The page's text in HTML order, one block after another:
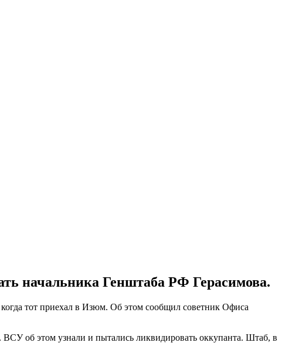
начальника Генштаба РФ Герасимова.
тот приехал в Изюм. Об этом сообщил советник Офиса
об этом узнали и пытались ликвидировать оккупанта. Штаб, в